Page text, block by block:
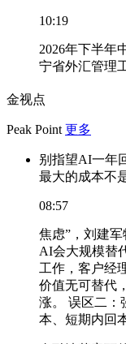
10:19
2026年下半年
宁省外汇管理
金视点
Peak Point 更多
别指望AI一年
最大的成本不
08:57
焦虑”，刘建
AI会大规模替
工作，客户经
价值无可替代
涨。 误区二：
本、短期内回